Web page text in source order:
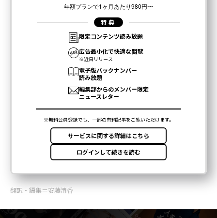
翻訳・編集＝安藤清香